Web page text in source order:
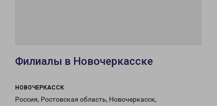
Филиалы в Новочеркасске
НОВОЧЕРКАССК
Россия, Ростовская область, Новочеркасск,